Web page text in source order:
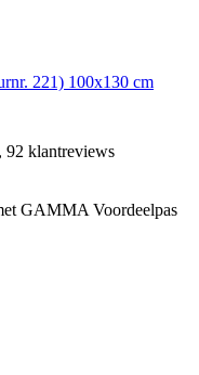
221) 100x130 cm
92 klantreviews
GAMMA Voordeelpas